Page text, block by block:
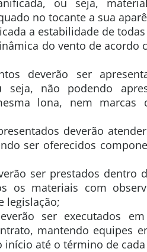
ou seja,
no tocante a sua
a estabilidade de
do vento de acordo
deverão ser
seja, não podendo
lona, nem marcas
deverão
ser oferecidos
ser prestados dentro
os materiais com
legislação;
ser executados
mantendo equipes
início até o término de